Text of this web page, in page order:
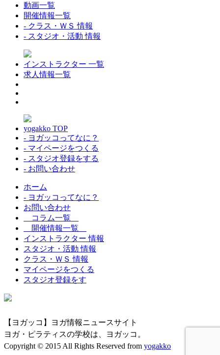
動画一覧
開催情報一覧
- クラス・ＷＳ 情報
- スタジオ・活動 情報
インストラクター 一覧
求人情報一覧
yogakko TOP
- ヨガッコってなに？
- マイページをつくる
- スタジオ登録をする
- お問い合わせ
ホーム
- ヨガッコってなに？
お問い合わせ
コラム一覧
開催情報一覧
インストラクター 情報
スタジオ・活動 情報
クラス・ＷＳ 情報
マイページをつくる
スタジオ登録をす
【ヨガッコ】ヨガ情報ニュースサイト
ヨガ・ピラティスの学校は、ヨガッコ。
Copyright © 2015 All Rights Reserved from yogakko